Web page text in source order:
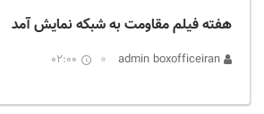
هفته فیلم مقاومت به شبکه نمایش آمد
02:00